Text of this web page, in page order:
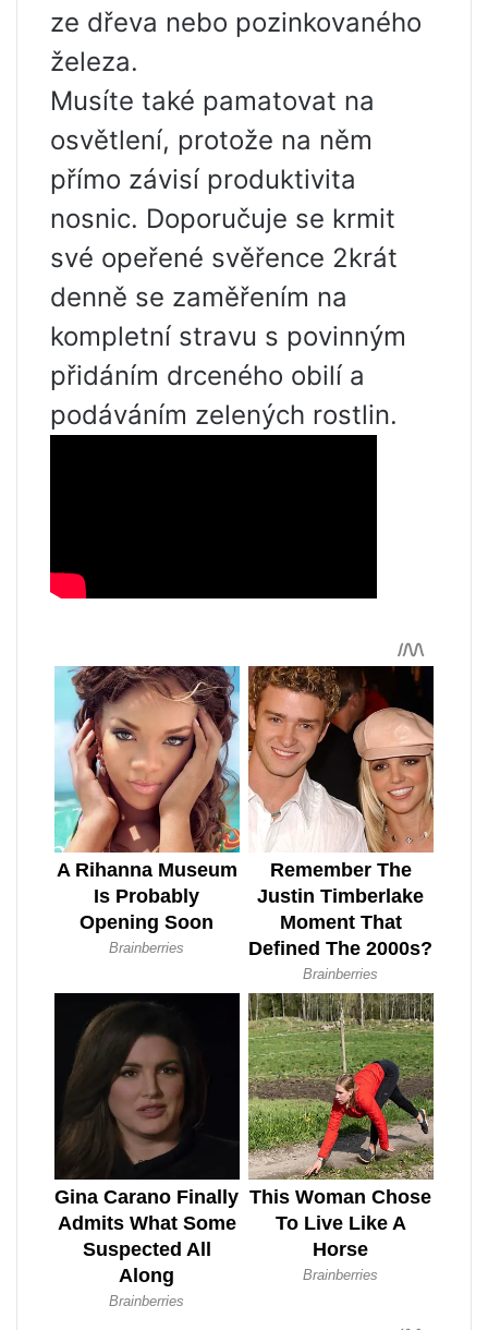
ze dřeva nebo pozinkovaného
železa.
Musíte také pamatovat na
osvětlení, protože na něm
přímo závisí produktivita
nosnic. Doporučuje se krmit
své opeřené svěřence 2krát
denně se zaměřením na
kompletní stravu s povinným
přidáním drceného obilí a
podáváním zelených rostlin.